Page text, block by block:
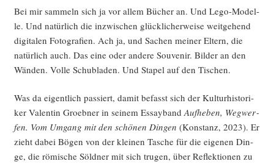
Bei mir sam­meln sich ja vor allem Bücher an. Und Lego-Model­
le. Und natür­lich die inzwi­schen glück­li­cher­wei­se weit­ge­hend
digi­ta­len Foto­gra­fien. Ach ja, und Sachen mei­ner Eltern, die
natür­lich auch. Das eine oder ande­re Sou­ve­nir. Bil­der an den
Wän­den. Vol­le Schub­la­den. Und Sta­pel auf den Tischen.
Was da eigent­lich pas­siert, damit befasst sich der Kul­tur­his­to­ri­
ker Valen­tin Groeb­ner in sei­nem Essay­bandAuf­he­ben, Weg­wer­
fen. Vom Umgang mit den schö­nen Din­gen (Kon­stanz, 2023). Er
zieht dabei Bögen von der klei­nen Tasche für die eige­nen Din­
ge, die römi­sche Söld­ner mit sich tru­gen, über Reflek­tio­nen zu